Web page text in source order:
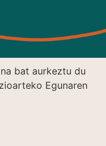
bat aurkeztu du
Egunaren